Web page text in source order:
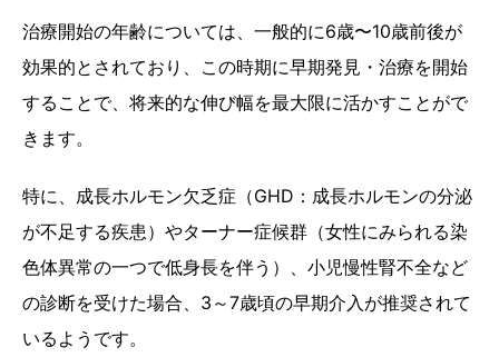
治療開始の年齢については、一般的に6歳〜10歳前後が
効果的とされており、この時期に早期発見・治療を開始
することで、将来的な伸び幅を最大限に活かすことがで
きます。
特に、成長ホルモン欠乏症（GHD：成長ホルモンの分泌
が不足する疾患）やターナー症候群（女性にみられる染
色体異常の一つで低身長を伴う）、小児慢性腎不全など
の診断を受けた場合、3～7歳頃の早期介入が推奨されて
いるようです。